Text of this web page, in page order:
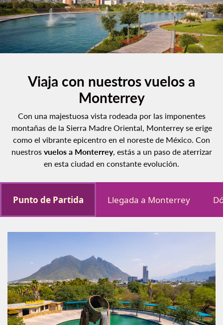
Viaja con nuestros vuelos a
Monterrey
Con una majestuosa vista rodeada por las imponentes
montañas de la Sierra Madre Oriental, Monterrey se erige
como el vibrante epicentro en el noreste de México. Con
nuestros vuelos a Monterrey, estás a un paso de aterrizar
en esta ciudad en constante evolución.
Punto de Partida Llegada a Monterrey